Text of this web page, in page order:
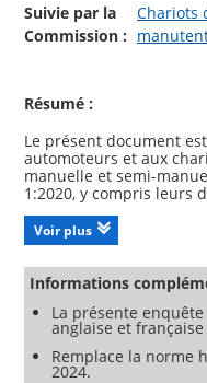
Suivie par la
Commission :
Chariots
Résumé :
Le présent document
automoteurs et aux
manuelle et semi-
1:2020, y compris leurs
destinés à être utilisés
NOTE 1 Les accessoires
sont installés sur le
fourche ne sont pas
intégrante du chariot.
Le présent document
supplémentaires
d’une atmosphère
poussières
Voir plus
Informations
La présente
anglaise et
Remplace la norme
2024.